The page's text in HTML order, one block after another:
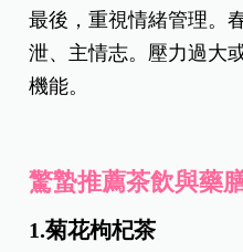
最後，重視情緒管理。
泄、主情志。壓力過大
機能。
驚蟄推薦茶飲與藥
1.菊花枸杞茶